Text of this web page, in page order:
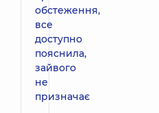
обстеження,
все
доступно
пояснила,
зайвого
не
призначає